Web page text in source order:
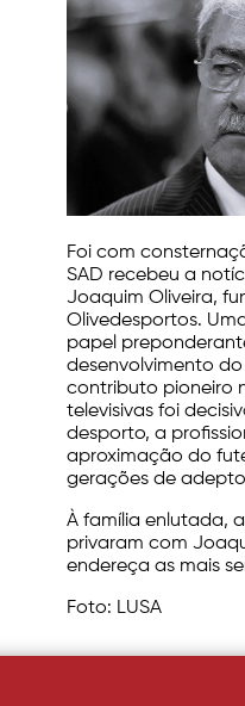
Foi com
SAD recebeu a
Joaquim Oliveira,
Olivedesportos.
papel
desenvolvimento
contributo pioneiro
televisivas foi
desporto, a
aproximação do
gerações de
À família enlutada,
privaram com
endereça as mais
Foto: LUSA